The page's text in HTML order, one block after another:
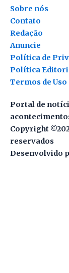
Contato
Redação
Anuncie
Política de
Política
Termos de Uso
Sobre nós
Portal de
Copyright
reservados
Desenvolvido